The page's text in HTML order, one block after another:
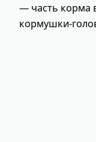
— часть корма